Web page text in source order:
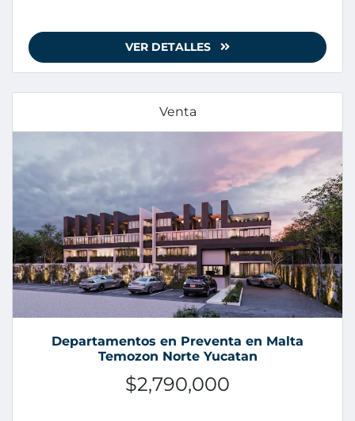
VER DETALLES
Venta
Departamentos en Preventa en Malta
Temozon Norte Yucatan
$2,790,000